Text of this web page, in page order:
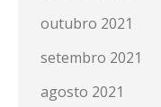
outubro 2021
setembro 2021
agosto 2021